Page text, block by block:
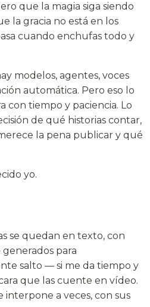
que la magia siga siendo
la gracia no está en los
cuando enchufas todo y
modelos, agentes, voces
automática. Pero eso lo
con tiempo y paciencia. Lo
de qué historias contar,
la pena publicar y qué
yo.
se quedan en texto, con
para
salto — si me da tiempo y
que las cuente en vídeo.
interpone a veces, con sus